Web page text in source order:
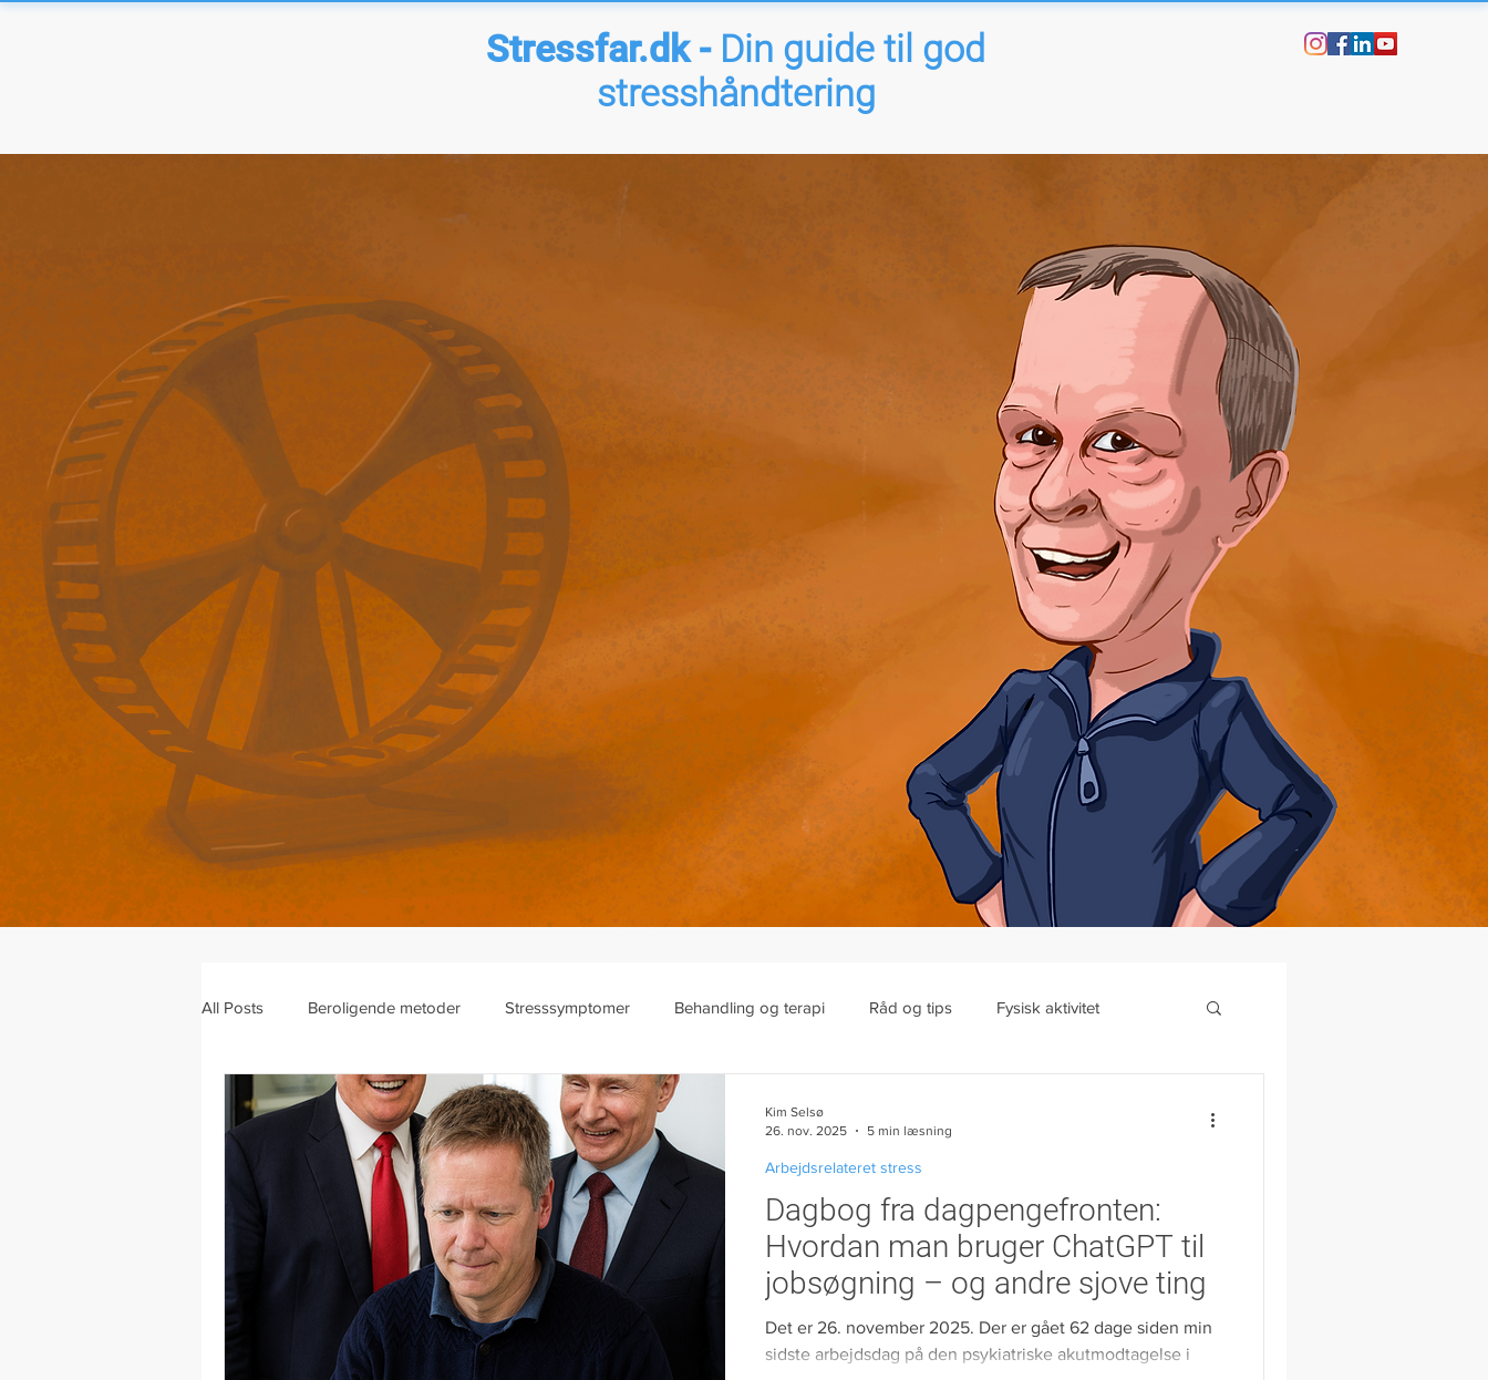
Stressfar.dk - Din guide til god
stresshåndtering
All Posts Beroligende metoder Stresssymptomer Behandling og terapi Råd og tips Fysisk aktivitet
Mental træning Viden om stress Senfølger af stress
Mænd og stress Stress og samfund It-stress Nyt fra bloggen
Dagbog fra dagpengefronten:
Hvordan man bruger ChatGPT til
jobsøgning – og andre sjove ting
Det er 26. november 2025. Der er gået 62 dage siden min
sidste arbejdsdag på den psykiatriske akutmodtagelse i
Arbejdsrelateret stress
Kim Selsø
26. nov. 2025
5 min læsning